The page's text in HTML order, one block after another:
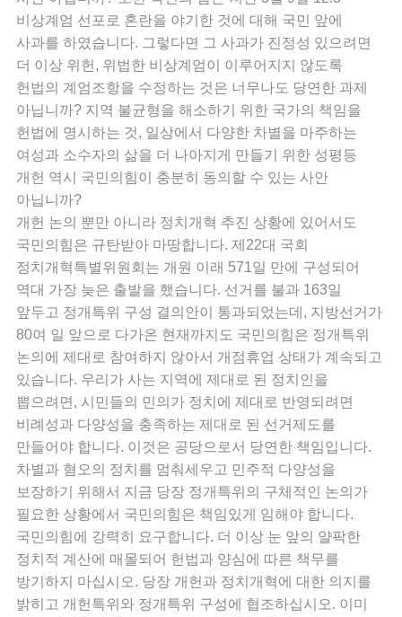
비상계엄 선포로 혼란을 야기한 것에 대해 국민 앞에
사과를 하였습니다. 그렇다면 그 사과가 진정성 있으려면
더 이상 위헌, 위법한 비상계엄이 이루어지지 않도록
헌법의 계엄조항을 수정하는 것은 너무나도 당연한 과제
아닙니까? 지역 불균형을 해소하기 위한 국가의 책임을
헌법에 명시하는 것, 일상에서 다양한 차별을 마주하는
여성과 소수자의 삶을 더 나아지게 만들기 위한 성평등
개헌 역시 국민의힘이 충분히 동의할 수 있는 사안
아닙니까?
개헌 논의 뿐만 아니라 정치개혁 추진 상황에 있어서도
국민의힘은 규탄받아 마땅합니다. 제22대 국회
정치개혁특별위원회는 개원 이래 571일 만에 구성되어
역대 가장 늦은 출발을 했습니다. 선거를 불과 163일
앞두고 정개특위 구성 결의안이 통과되었는데, 지방선거가
80여 일 앞으로 다가온 현재까지도 국민의힘은 정개특위
논의에 제대로 참여하지 않아서 개점휴업 상태가 계속되고
있습니다. 우리가 사는 지역에 제대로 된 정치인을
뽑으려면, 시민들의 민의가 정치에 제대로 반영되려면
비례성과 다양성을 충족하는 제대로 된 선거제도를
만들어야 합니다. 이것은 공당으로서 당연한 책임입니다.
차별과 혐오의 정치를 멈춰세우고 민주적 다양성을
보장하기 위해서 지금 당장 정개특위의 구체적인 논의가
필요한 상황에서 국민의힘은 책임있게 임해야 합니다.
국민의힘에 강력히 요구합니다. 더 이상 눈 앞의 얄팍한
정치적 계산에 매몰되어 헌법과 양심에 따른 책무를
방기하지 마십시오. 당장 개헌과 정치개혁에 대한 의지를
밝히고 개헌특위와 정개특위 구성에 협조하십시오. 이미